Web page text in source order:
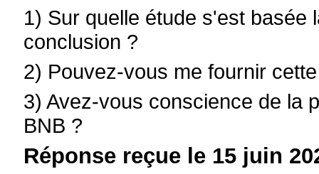
1) Sur quelle étude s'est basée
conclusion ?
2) Pouvez-vous me fournir
3) Avez-vous conscience de la
BNB ?
Réponse reçue le 15 juin